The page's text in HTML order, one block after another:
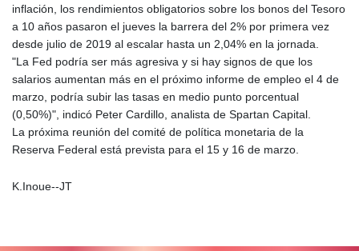
inflación, los rendimientos obligatorios sobre los bonos del Tesoro
a 10 años pasaron el jueves la barrera del 2% por primera vez
desde julio de 2019 al escalar hasta un 2,04% en la jornada.
"La Fed podría ser más agresiva y si hay signos de que los
salarios aumentan más en el próximo informe de empleo el 4 de
marzo, podría subir las tasas en medio punto porcentual
(0,50%)", indicó Peter Cardillo, analista de Spartan Capital.
La próxima reunión del comité de política monetaria de la
Reserva Federal está prevista para el 15 y 16 de marzo.
K.Inoue--JT